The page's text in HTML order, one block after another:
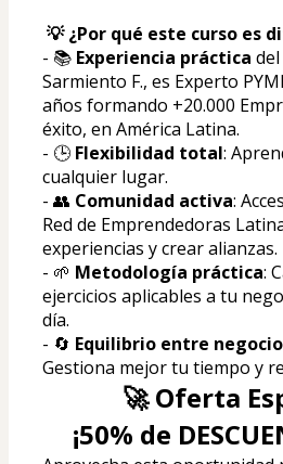
💡 ¿Por qué este curso es
- 📚 Experiencia práctica
Sarmiento F., es Experto
años formando +20.000
éxito, en América Latina.
- 🕒 Flexibilidad total:
cualquier lugar.
- 👥 Comunidad activa:
Red de Emprendedoras
experiencias y crear alianzas.
- 🌱 Metodología práctica:
ejercicios aplicables a tu
día.
- 🔄 Equilibrio entre
Gestiona mejor tu tiempo y
🚀 Oferta
¡50% de